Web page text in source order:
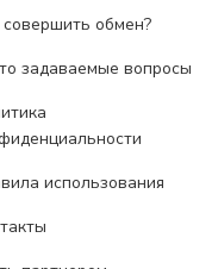
обмен?
задаваемые вопросы
использования